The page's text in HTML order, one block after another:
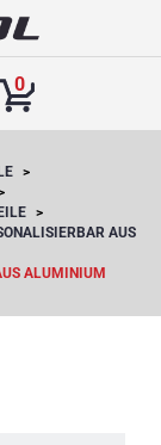
0
AUS
ALUMINIUM